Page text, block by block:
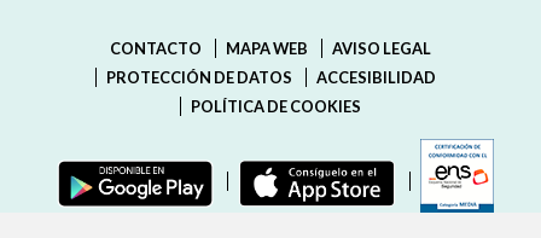
CONTACTO MAPA WEB
AVISO LEGAL
PROTECCIÓN DE DATOS
ACCESIBILIDAD
POLÍTICA DE COOKIES